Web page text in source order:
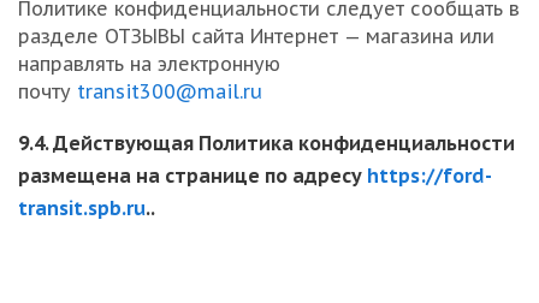
Политике конфиденциальности следует сообщать в
разделе ОТЗЫВЫ сайта Интернет — магазина или
направлять на электронную
почту transit300@mail.ru
9.4. Действующая Политика конфиденциальности
размещена на странице по адресу https://ford-
transit.spb.ru..